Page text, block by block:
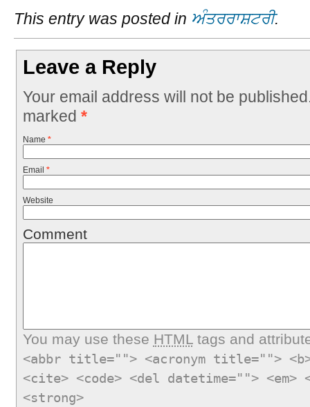
This entry was posted in ਅੰਤਰਰਾਸ਼ਟਰੀ.
Leave a Reply
Your email address will not be
marked *
Name *
Email *
Website
Comment
You may use these HTMLtags and
<abbr title=""> <acronym title="">
<cite> <code> <del datetime="">
<strong>